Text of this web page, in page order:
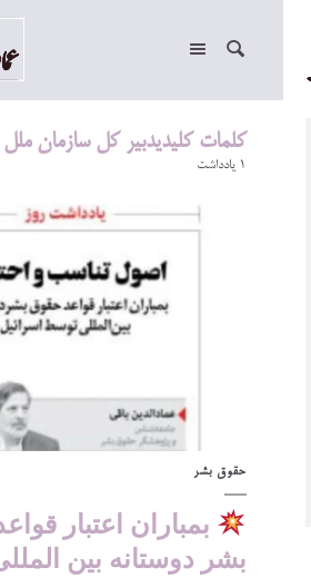
کلمات کلیدیدبیر کل سازمان ملل
1 یادداشت
حقوق بشر
بمباران اعتبار
بشر دوستانه بین